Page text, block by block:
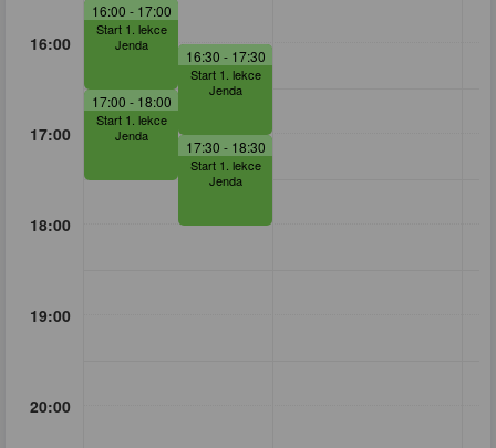
16:00
17:00
18:00
19:00
20:00
16:00 - 17:00
Start 1. lekce
Jenda
17:00 - 18:00
Start 1. lekce
Jenda
16:30 - 17:30
Start 1. lekce
Jenda
17:30 - 18:30
Start 1. lekce
Jenda